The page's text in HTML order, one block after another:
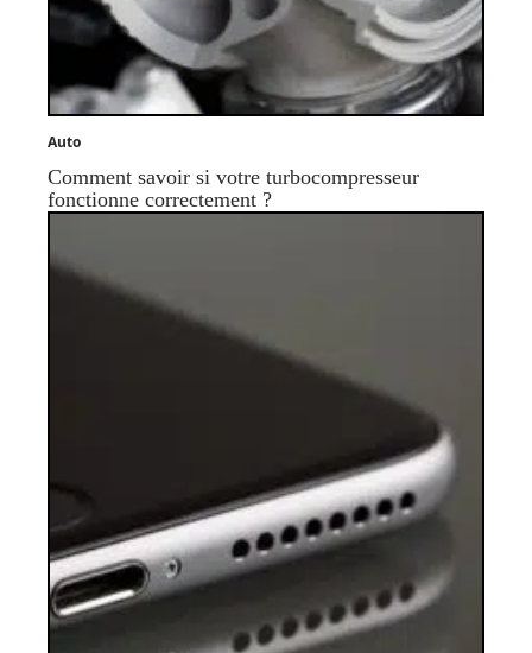
Auto
Comment savoir si votre turbocompresseur
fonctionne correctement ?